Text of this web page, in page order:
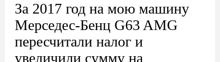
За 2017 год на мою машину
Мерседес-Бенц G63 AMG
пересчитали налог и
увеличили сумму на